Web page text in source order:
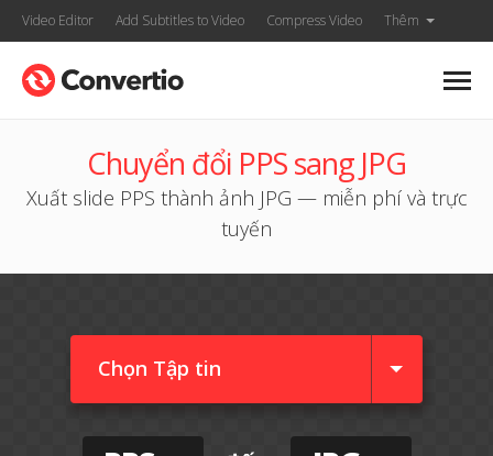
Video Editor Add Subtitles to Video Compress Video Thêm
Chuyển đổi PPS sang JPG
Xuất slide PPS thành ảnh JPG — miễn phí và trực
tuyến
Chọn Tập tin